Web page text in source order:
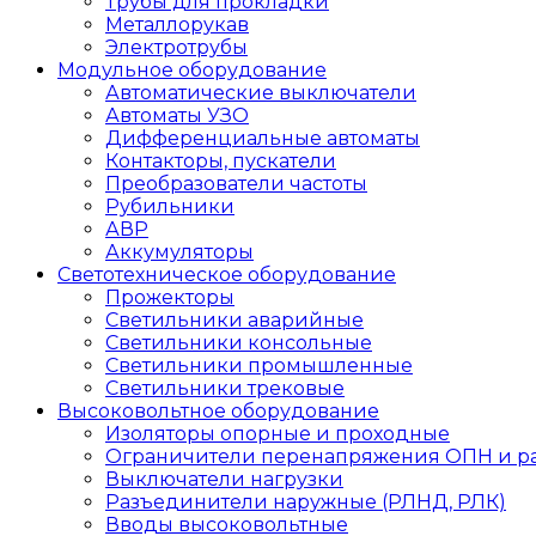
Металлорукав
Электротрубы
Модульное оборудование
Автоматические выключатели
Автоматы УЗО
Дифференциальные автоматы
Контакторы, пускатели
Преобразователи частоты
Рубильники
АВР
Аккумуляторы
Светотехническое оборудование
Прожекторы
Светильники аварийные
Светильники консольные
Светильники промышленные
Светильники трековые
Высоковольтное оборудование
Изоляторы опорные и проходные
Ограничители перенапряжения ОПН и
Выключатели нагрузки
Разъединители наружные (РЛНД, РЛК)
Вводы высоковольтные